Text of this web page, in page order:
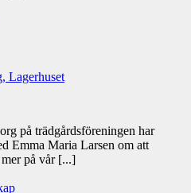
Lagerhuset
på trädgårdsföreningen har
Emma Maria Larsen om att
på vår [...]